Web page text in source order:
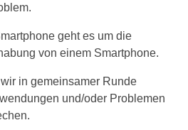
geht es um die
von einem Smartphone.
in gemeinsamer Runde
und/oder Problemen